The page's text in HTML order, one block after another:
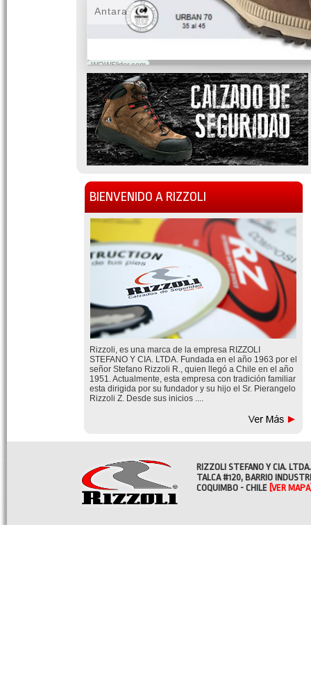
WOWSlider.com
Antara
BIENVENIDO A RIZZOLI
Rizzoli, es una marca de la empresa RIZZOLI
STEFANO Y CIA. LTDA. Fundada en el año 1963 por el
señor Stefano Rizzoli R., quien llegó a Chile en el año
1951. Actualmente, esta empresa con tradición familiar
esta dirigida por su fundador y su hijo el Sr. Pierangelo
Rizzoli Z. Desde sus inicios ....
RIZZOLI STEFANO Y CIA. LTDA.
TALCA #120, BARRIO
COQUIMBO - CHILE [VER